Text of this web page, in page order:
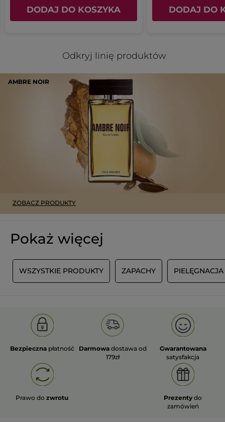
DODAJ DO KOSZYKA DODAJ DO
Odkryj linię produktów
AMBRE NOIR
ZOBACZ PRODUKTY
Pokaż więcej
WSZYSTKIE PRODUKTY ZAPACHY
Bezpieczna płatność Darmowa dostawa od
179zł
Gwarantowana
satysfakcja
Prawo dozwrotu Prezenty do
zamówień